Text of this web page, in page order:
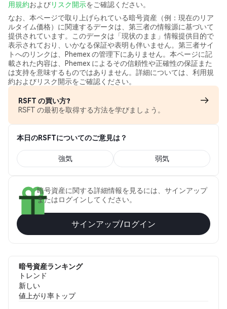
用規約およびリスク開示をご確認ください。
なお、本ページで取り上げられている暗号資産（例：現在のリア
ルタイム価格）に関連するデータは、第三者の情報源に基づいて
提供されています。このデータは「現状のまま」情報提供目的で
表示されており、いかなる保証や表明も伴いません。第三者サイ
トへのリンクは、Phemex の管理下にありません。本ページに記
載された内容は、Phemex によるその信頼性や正確性の保証また
は支持を意味するものではありません。詳細については、利用規
約およびリスク開示をご確認ください。
RSFT の買い方?
RSFT の最初を取得する方法を学びましょう。
本日のRSFTについてのご意見は？
強気 弱気
暗号資産に関する詳細情報を見るには、サインアップ
またはログインしてください。
サインアップ/ログイン
暗号資産ランキング
トレンド
新しい
値上がり率トップ